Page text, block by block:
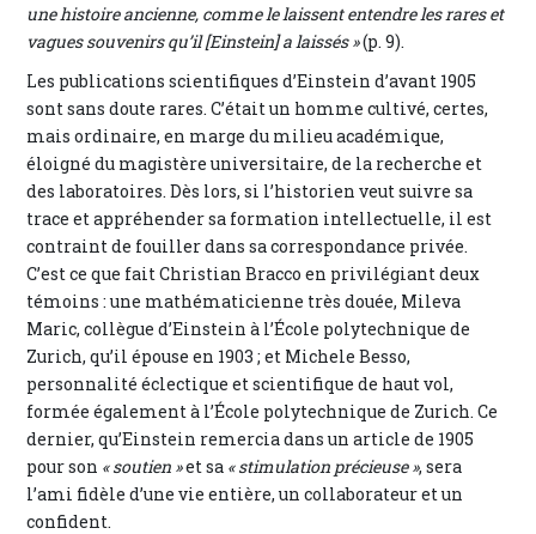
une histoire ancienne, comme le laissent entendre les rares et
vagues souvenirs qu’il [Einstein] a laissés »(p. 9).
Les publications scientifiques d’Einstein d’avant 1905
sont sans doute rares. C’était un homme cultivé, certes,
mais ordinaire, en marge du milieu académique,
éloigné du magistère universitaire, de la recherche et
des laboratoires. Dès lors, si l’historien veut suivre sa
trace et appréhender sa formation intellectuelle, il est
contraint de fouiller dans sa correspondance privée.
C’est ce que fait Christian Bracco en privilégiant deux
témoins : une mathématicienne très douée, Mileva
Maric, collègue d’Einstein à l’École polytechnique de
Zurich, qu’il épouse en 1903 ; et Michele Besso,
personnalité éclectique et scientifique de haut vol,
formée également à l’École polytechnique de Zurich. Ce
dernier, qu’Einstein remercia dans un article de 1905
pour son « soutien »et sa « stimulation précieuse », sera
l’ami fidèle d’une vie entière, un collaborateur et un
confident.